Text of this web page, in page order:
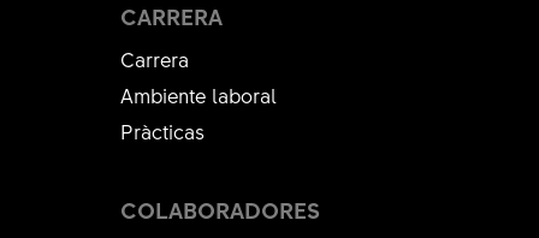
CARRERA
Carrera
Ambiente laboral
Pràcticas
COLABORADORES